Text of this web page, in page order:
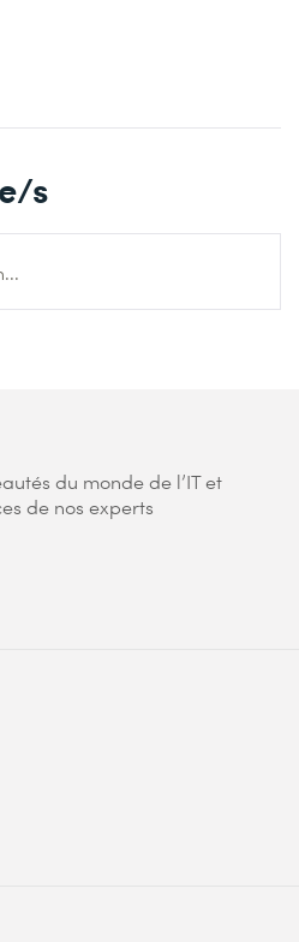
s
du monde de l’IT et
de nos experts